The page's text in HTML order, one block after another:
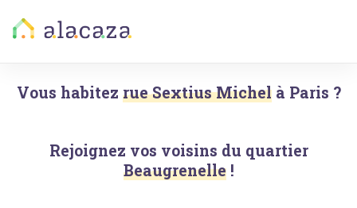
Vous habitez rue Sextius Michel à Paris ?
Rejoignez vos voisins du quartier
Beaugrenelle !